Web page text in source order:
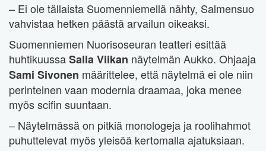
– Ei ole tällaista Suomenniemellä nähty, Salmensuo
vahvistaa hetken päästä arvailun oikeaksi.
Suomenniemen Nuorisoseuran teatteri esittää
huhtikuussaSalla Viikan näytelmän Aukko. Ohjaaja
Sami Sivonen määrittelee, että näytelmä ei ole niin
perinteinen vaan modernia draamaa, joka menee
myös scifin suuntaan.
– Näytelmässä on pitkiä monologeja ja roolihahmot
puhuttelevat myös yleisöä kertomalla ajatuksiaan.